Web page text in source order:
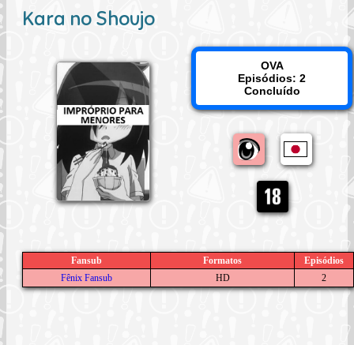
Kara no Shoujo
OVA
Episódios: 2
Concluído
Fansub Formatos
Episódios
Fênix Fansub
HD 2